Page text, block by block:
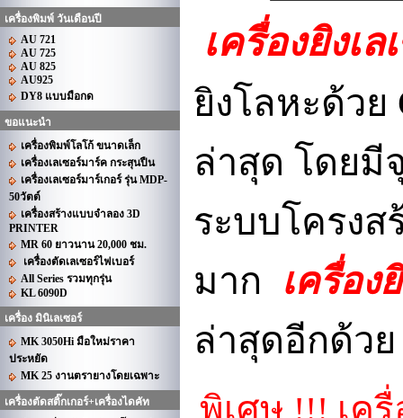
เครื่องพิมพ์ วันเดือนปี
AU 721
AU 725
AU 825
AU925
DY8 แบบมือกด
ขอแนะนำ
เครื่องพิมพ์โลโก้ ขนาดเล็ก
เครื่องเลเซอร์มาร์ค กระสุนปืน
เครื่องเลเซอร์มาร์เกอร์ รุ่น MDP-
50วัตต์
เครื่องสร้างแบบจำลอง 3D
PRINTER
MR 60 ยาวนาน 20,000 ชม.
เครื่องตัดเลเซอร์ไฟเบอร์
All Series รวมทุกรุ่น
KL 6090D
เครื่อง มินิเลเซอร์
MK 3050Hi มือใหม่ราคา
ประหยัด
MK 25 งานตรายางโดยเฉพาะ
เครื่องตัดสติ๊กเกอร์+เครื่องไดคัท
เครื่องยิงเ
ยิงโลหะด้ว
ล่าสุด โดยมี
ระบบโครงส
มาก
เครื่อง
ล่าสุดอีกด้ว
พิเศษ !!! เค